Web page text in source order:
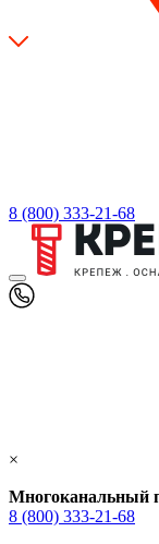
8 (800) 333-21-68
×
Многоканальный
8 (800) 333‑21-68